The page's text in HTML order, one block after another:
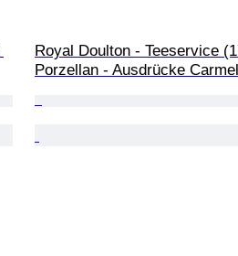
Royal Doulton - Teeservice
Porzellan - Ausdrücke